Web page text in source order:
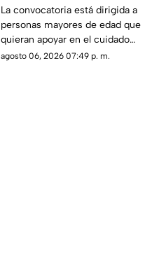
cuidar gatos en una
isla de Grecia
La convocatoria está dirigida a
personas mayores de edad que
quieran apoyar en el cuidado
de gatos rescatados mientras
agosto 06, 2026 07:49 p. m.